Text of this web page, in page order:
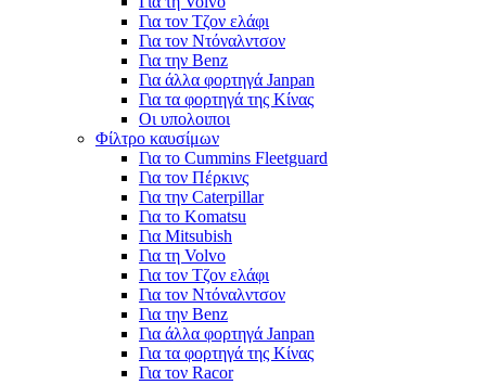
Για τον Τζον ελάφι
Για τον Ντόναλντσον
Για την Benz
Για άλλα φορτηγά Janpan
Για τα φορτηγά της Κίνας
Οι υπολοιποι
Φίλτρο καυσίμων
Για το Cummins Fleetguard
Για τον Πέρκινς
Για την Caterpillar
Για το Komatsu
Για Mitsubish
Για τη Volvo
Για τον Τζον ελάφι
Για τον Ντόναλντσον
Για την Benz
Για άλλα φορτηγά Janpan
Για τα φορτηγά της Κίνας
Για τον Racor